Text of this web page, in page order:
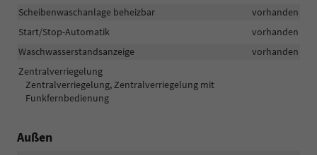
Scheibenwaschanlage beheizbar
vorhanden
Start/Stop-Automatik
vorhanden
Waschwasserstandsanzeige
vorhanden
Zentralverriegelung
Zentralverriegelung, Zentralverriegelung mit
Funkfernbedienung
Außen